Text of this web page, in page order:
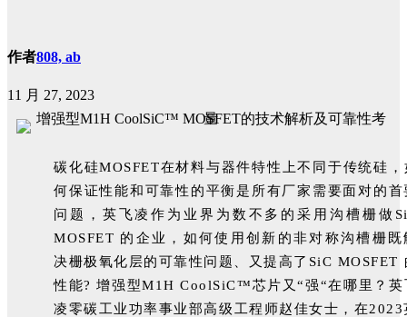
作者808, ab
11 月 27, 2023
碳化硅MOSFET在材料与器件特性上不同于传统硅，
何保证性能和可靠性的平衡是所有厂家需要面对的首
问题，英飞凌作为业界为数不多的采用沟槽栅做
MOSFET 的企业，如何使用创新的非对称沟槽栅既
决栅极氧化层的可靠性问题、又提高了SiC MOSFET
性能? 增强型M1H CoolSiC™芯片又“强“在哪里？英
凌零碳工业功率事业部高级工程师赵佳女士，在2023